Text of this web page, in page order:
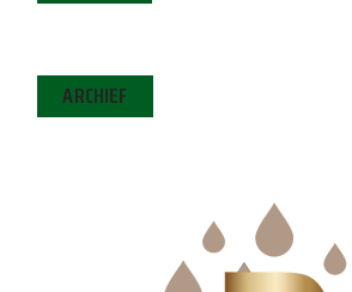
ARCHIEF